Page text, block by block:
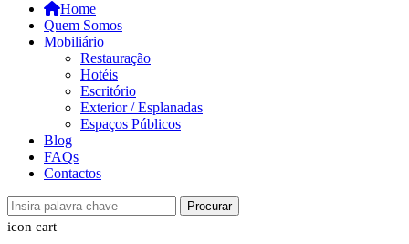
Home
Quem Somos
Mobiliário
Restauração
Hotéis
Escritório
Exterior / Esplanadas
Espaços Públicos
Blog
FAQs
Contactos
Procurar
icon cart